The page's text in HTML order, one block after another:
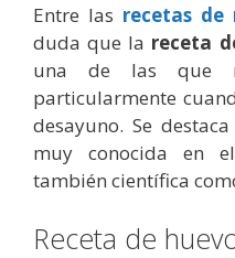
Entre las recetas de
duda que la receta
una de las que
particularmente
desayuno. Se
muy conocida en
también científica
Receta de